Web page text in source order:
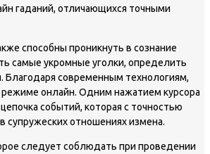
гаданий, отличающихся точными
способны проникнуть в сознание
самые укромные уголки, определить
Благодаря современным технологиям,
режиме онлайн. Одним нажатием курсора
событий, которая с точностью
супружеских отношениях измена.
следует соблюдать при проведении